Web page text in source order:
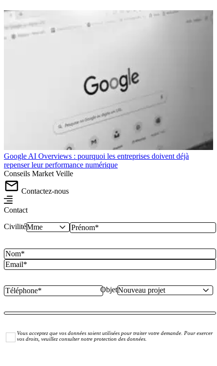
Google AI Overviews : pourquoi les entreprises doivent déjà
repenser leur performance numérique
Conseils Market Veille
Contactez-nous
Contact
Civilité
Objet
Vous acceptez que vos données soient utilisées pour traiter votre demande. Pour exercer
vos droits, veuillez consulter notre protection des données.